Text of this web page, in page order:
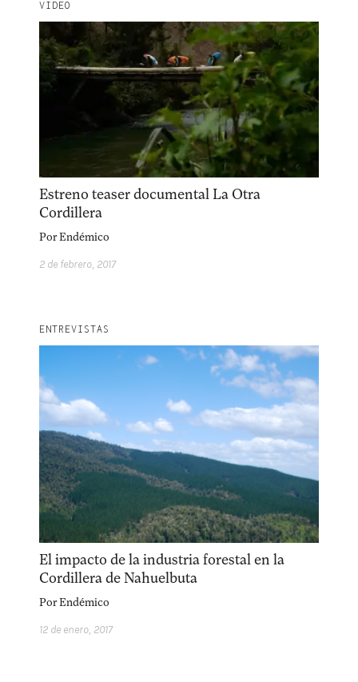
VIDEO
Estreno teaser documental La Otra
Cordillera
PorEndémico
2 de febrero, 2017
ENTREVISTAS
El impacto de la industria forestal en la
Cordillera de Nahuelbuta
PorEndémico
12 de enero, 2017